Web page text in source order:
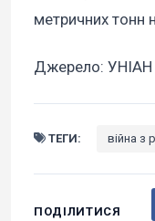
метричних тонн
Джерело: УНІАН
ТЕГИ: війна з
ПОДІЛИТИСЯ